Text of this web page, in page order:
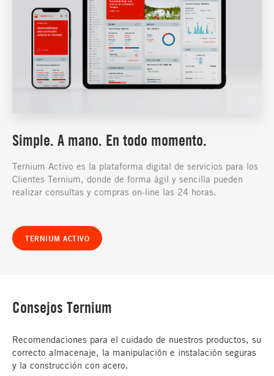
Simple. A mano. En todo momento.
Ternium Activo es la plataforma digital de servicios para los
Clientes Ternium, donde de forma ágil y sencilla pueden
realizar consultas y compras on-line las 24 horas.
TERNIUM ACTIVO
Consejos Ternium
Recomendaciones para el cuidado de nuestros productos, su
correcto almacenaje, la manipulación e instalación seguras
y la construcción con acero.